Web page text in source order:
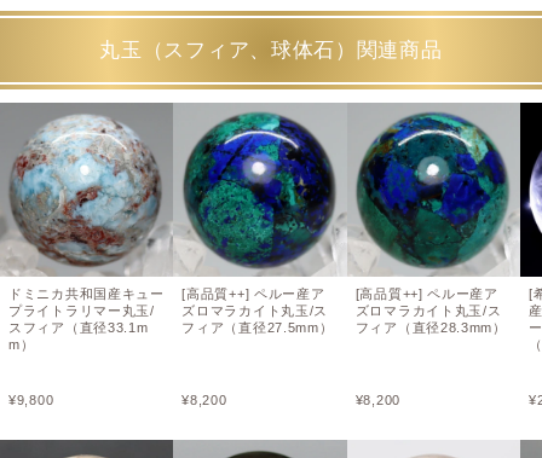
丸玉（スフィア、球体石）関連商品
ドミニカ共和国産キュー
プライトラリマー丸玉/
スフィア（直径33.1m
m）
¥9,800
[高品質++] ペルー産ア
ズロマラカイト丸玉/ス
フィア（直径27.5mm）
¥8,200
[高品質++] ペルー産ア
ズロマラカイト丸玉/ス
フィア（直径28.3mm）
¥8,200
[
¥